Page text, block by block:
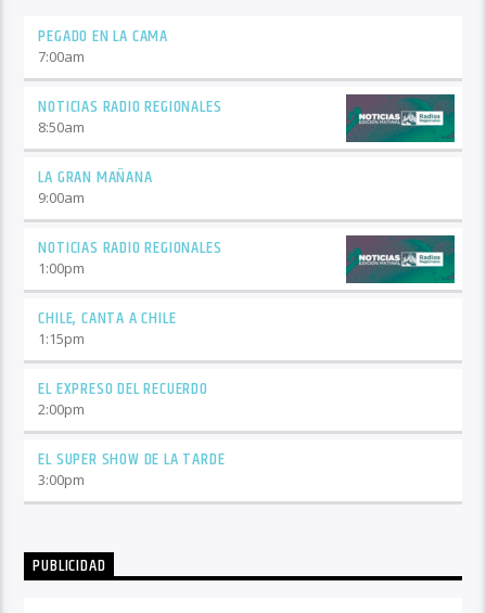
PEGADO EN LA CAMA
7:00am
NOTICIAS RADIO REGIONALES
8:50am
LA GRAN MAÑANA
9:00am
NOTICIAS RADIO REGIONALES
1:00pm
CHILE, CANTA A CHILE
1:15pm
EL EXPRESO DEL RECUERDO
2:00pm
EL SUPER SHOW DE LA TARDE
3:00pm
PUBLICIDAD